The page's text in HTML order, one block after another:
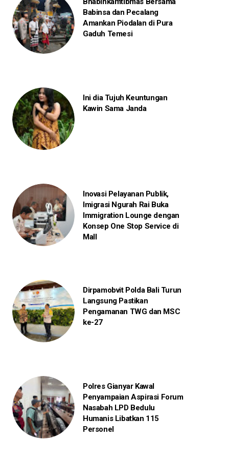
Babinsa dan Pecalang
Amankan Piodalan di Pura
Gaduh Temesi
Ini dia Tujuh Keuntungan
Kawin Sama Janda
Inovasi Pelayanan Publik,
Imigrasi Ngurah Rai Buka
Immigration Lounge dengan
Konsep One Stop Service di
Mall
Dirpamobvit Polda Bali Turun
Langsung Pastikan
Pengamanan TWG dan MSC
ke-27
Polres Gianyar Kawal
Penyampaian Aspirasi Forum
Nasabah LPD Bedulu
Humanis Libatkan 115
Personel